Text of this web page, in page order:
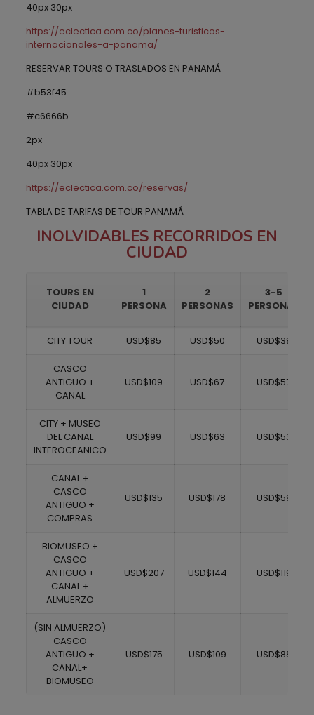
40px 30px
https://eclectica.com.co/planes-turisticos-
internacionales-a-panama/
RESERVAR TOURS O TRASLADOS EN PANAMÁ
#b53f45
#c6666b
2px
40px 30px
https://eclectica.com.co/reservas/
TABLA DE TARIFAS DE TOUR PANAMÁ
INOLVIDABLES RECORRIDOS EN
CIUDAD
TOURS EN
CIUDAD
1
PERSONA
2
PERSONAS
3-5
PERSONAS
CITY TOUR USD$85 USD$50 USD$38
CASCO
ANTIGUO +
CANAL
USD$109 USD$67 USD$57
CITY + MUSEO
DEL CANAL
INTEROCEANICO
USD$99 USD$63 USD$53
CANAL +
CASCO
ANTIGUO +
COMPRAS
USD$135 USD$178 USD$59
BIOMUSEO +
CASCO
ANTIGUO +
CANAL +
ALMUERZO
USD$207 USD$144 USD$119
(SIN ALMUERZO)
CASCO
ANTIGUO +
CANAL+
BIOMUSEO
USD$175 USD$109 USD$88